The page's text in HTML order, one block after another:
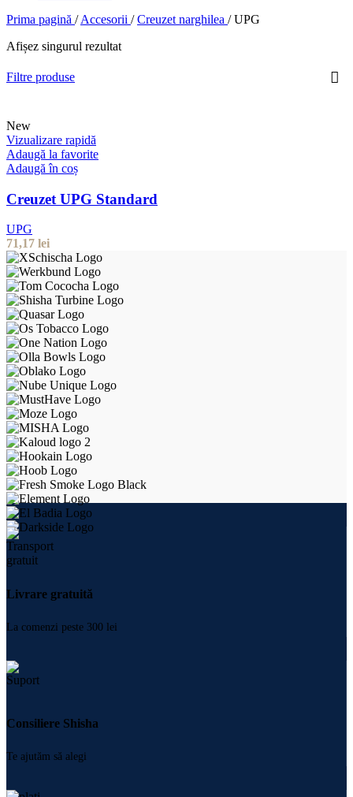
Prima pagină / Accesorii / Creuzet narghilea / UPG
Afișez singurul rezultat
Filtre produse
New
Vizualizare rapidă
Adaugă la favorite
Adaugă în coș
Creuzet UPG Standard
UPG
71,17 lei
Livrare gratuită
La comenzi peste 300 lei
Consiliere Shisha
Te ajutăm să alegi